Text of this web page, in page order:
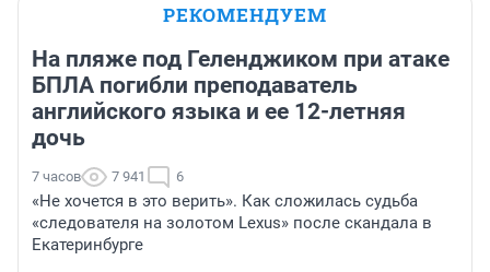
РЕКОМЕНДУЕМ
На пляже под Геленджиком при атаке
БПЛА погибли преподаватель
английского языка и ее 12-летняя
дочь
7 часов 7 941 6
«Не хочется в это верить». Как сложилась судьба
«следователя на золотом Lexus» после скандала в
Екатеринбурге